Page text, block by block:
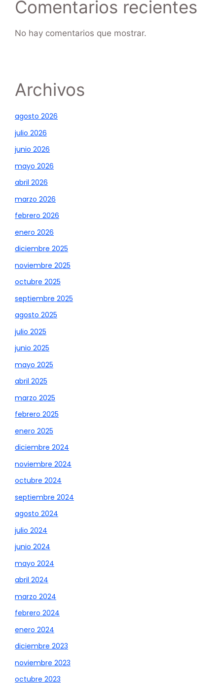
Comentarios recientes
No hay comentarios que mostrar.
Archivos
agosto 2026
julio 2026
junio 2026
mayo 2026
abril 2026
marzo 2026
febrero 2026
enero 2026
diciembre 2025
noviembre 2025
octubre 2025
septiembre 2025
agosto 2025
julio 2025
junio 2025
mayo 2025
abril 2025
marzo 2025
febrero 2025
enero 2025
diciembre 2024
noviembre 2024
octubre 2024
septiembre 2024
agosto 2024
julio 2024
junio 2024
mayo 2024
abril 2024
marzo 2024
febrero 2024
enero 2024
diciembre 2023
noviembre 2023
octubre 2023